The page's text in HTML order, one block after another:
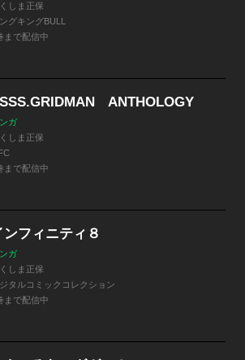
くしま正保
グキングBULL
まで配信中
ANTHOLOGY
ガ
くしま正保
まで配信中
ンフィニティ８
ガ
くしま正保
タルコミックコレクション
まで配信中